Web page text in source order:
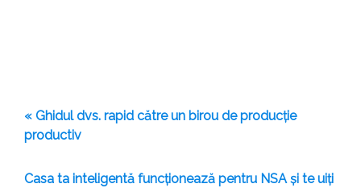
« Ghidul dvs. rapid către un birou de producție
productiv
Casa ta inteligentă funcționează pentru NSA și te uiți